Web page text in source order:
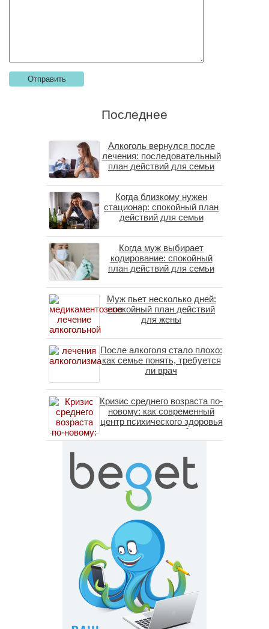
Последнее
Алкоголь вернулся после
лечения: последовательный
план действий для семьи
Когда близкому нужен
стационар: спокойный план
действий для семьи
Когда муж выбирает
кодирование: спокойный
план действий для семьи
Муж пьет несколько дней:
спокойный план действий
для жены
После алкоголя стало плохо:
как семье понять, требуется
ли врач
Кризис среднего возраста по-
новому: как современный
центр психического здоровья
помогает пересобрать
личность без таблеток